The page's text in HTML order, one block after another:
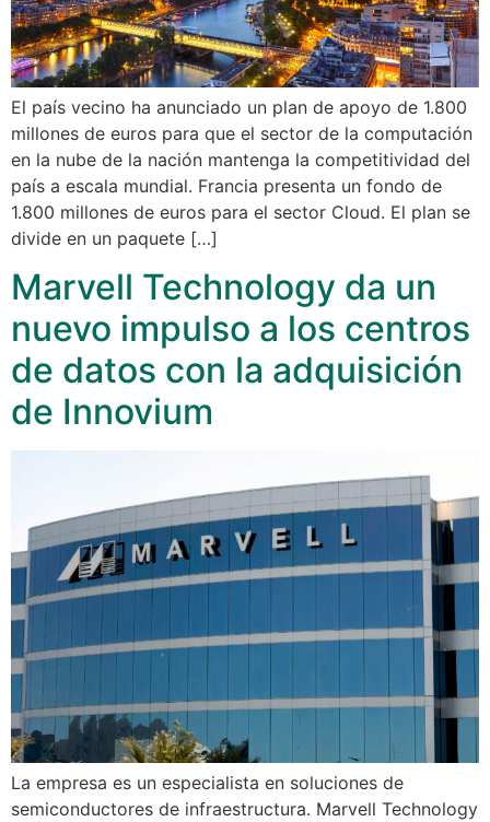
El país vecino ha anunciado un plan de apoyo de 1.800
millones de euros para que el sector de la computación
en la nube de la nación mantenga la competitividad del
país a escala mundial. Francia presenta un fondo de
1.800 millones de euros para el sector Cloud. El plan se
divide en un paquete […]
Marvell Technology da un
nuevo impulso a los centros
de datos con la adquisición
de Innovium
La empresa es un especialista en soluciones de
semiconductores de infraestructura. Marvell Technology